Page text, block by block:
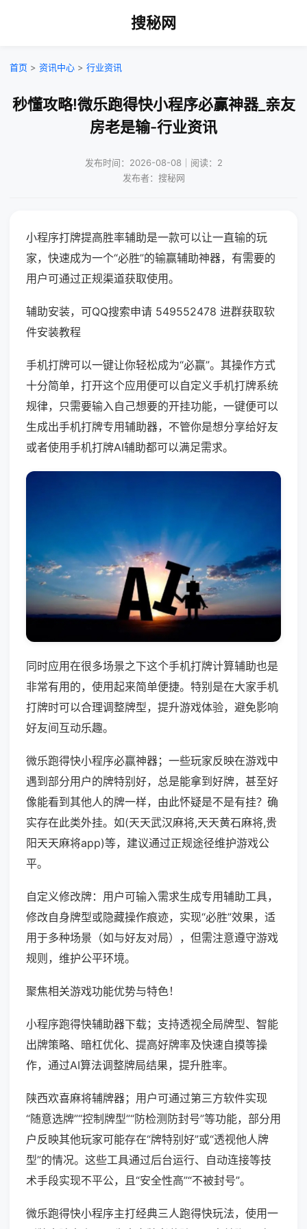
搜秘网
首页 > 资讯中心 > 行业资讯
秒懂攻略!微乐跑得快小程序必赢神器_亲友
房老是输-行业资讯
发布时间：2026-08-08｜阅读：2
发布者：搜秘网
小程序打牌提高胜率辅助是一款可以让一直输的玩
家，快速成为一个“必胜”的输赢辅助神器，有需要的
用户可通过正规渠道获取使用。
辅助安装，可QQ搜索申请 549552478 进群获取软
件安装教程
手机打牌可以一键让你轻松成为“必赢”。其操作方式
十分简单，打开这个应用便可以自定义手机打牌系统
规律，只需要输入自己想要的开挂功能，一键便可以
生成出手机打牌专用辅助器，不管你是想分享给好友
或者使用手机打牌AI辅助都可以满足需求。
同时应用在很多场景之下这个手机打牌计算辅助也是
非常有用的，使用起来简单便捷。特别是在大家手机
打牌时可以合理调整牌型，提升游戏体验，避免影响
好友间互动乐趣。
微乐跑得快小程序必赢神器；一些玩家反映在游戏中
遇到部分用户的牌特别好，总是能拿到好牌，甚至好
像能看到其他人的牌一样，由此怀疑是不是有挂？确
实存在此类外挂。如(天天武汉麻将,天天黄石麻将,贵
阳天天麻将app)等，建议通过正规途径维护游戏公
平。
自定义修改牌：用户可输入需求生成专用辅助工具，
修改自身牌型或隐藏操作痕迹，实现“必胜”效果，适
用于多种场景（如与好友对局），但需注意遵守游戏
规则，维护公平环境。
聚焦相关游戏功能优势与特色！
小程序跑得快辅助器下载；支持透视全局牌型、智能
出牌策略、暗杠优化、提高好牌率及快速自摸等操
作，通过AI算法调整牌局结果，提升胜率。
陕西欢喜麻将辅牌器；用户可通过第三方软件实现
“随意选牌”“控制牌型”“防检测防封号”等功能，部分用
户反映其他玩家可能存在“牌特别好”或“透视他人牌
型”的情况。这些工具通过后台运行、自动连接等技
术手段实现不平公，且“安全性高”“不被封号”。
微乐跑得快小程序主打经典三人跑得快玩法，使用一